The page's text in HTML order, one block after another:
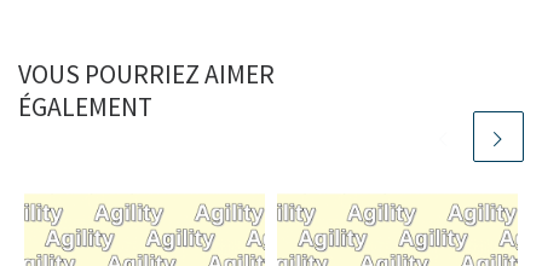
VOUS POURRIEZ AIMER
ÉGALEMENT